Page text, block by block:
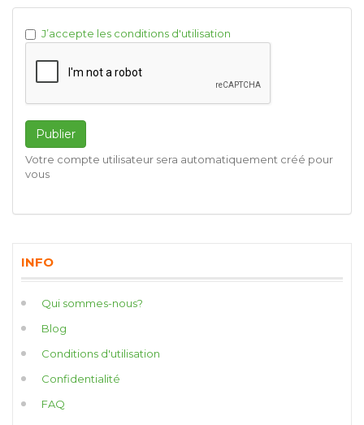
J’accepte les conditions d'utilisation
Publier
Votre compte utilisateur sera automatiquement créé pour
vous
INFO
Qui sommes-nous?
Blog
Conditions d'utilisation
Confidentialité
FAQ